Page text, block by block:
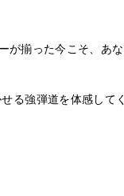
が揃った今こそ、あ
る強弾道を体感して